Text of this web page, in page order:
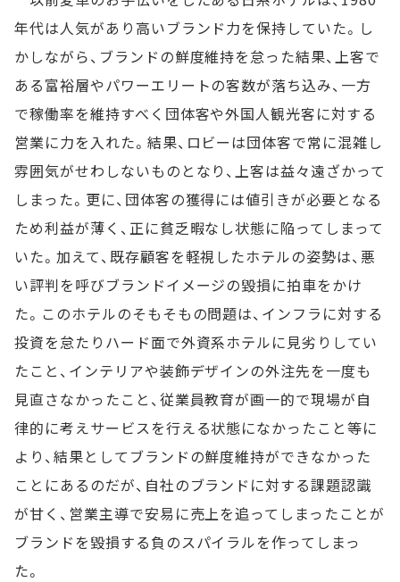
年代は人気があり高いブランド力を保持していた。し
かしながら、ブランドの鮮度維持を怠った結果、上客で
ある富裕層やパワーエリートの客数が落ち込み、一方
で稼働率を維持すべく団体客や外国人観光客に対する
営業に力を入れた。結果、ロビーは団体客で常に混雑し
雰囲気がせわしないものとなり、上客は益々遠ざかって
しまった。更に、団体客の獲得には値引きが必要となる
ため利益が薄く、正に貧乏暇なし状態に陥ってしまって
いた。加えて、既存顧客を軽視したホテルの姿勢は、悪
い評判を呼びブランドイメージの毀損に拍車をかけ
た。このホテルのそもそもの問題は、インフラに対する
投資を怠たりハード面で外資系ホテルに見劣りしてい
たこと、インテリアや装飾デザインの外注先を一度も
見直さなかったこと、従業員教育が画一的で現場が自
律的に考えサービスを行える状態になかったこと等に
より、結果としてブランドの鮮度維持ができなかった
ことにあるのだが、自社のブランドに対する課題認識
が甘く、営業主導で安易に売上を追ってしまったことが
ブランドを毀損する負のスパイラルを作ってしまっ
た。